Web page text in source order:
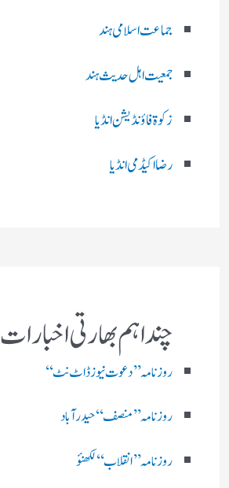
جماعت اسلامی ہند
جمعیت اہل حدیث ہند
زکوۃ فاؤنڈیشن انڈیا
رضا اکیڈمی انڈیا
چند اہم بھارتی اخبارات
روز نامہ ’’ دعوت نیوز ڈاٹ نٹ‘‘
روزنامہ ’’ منصف‘‘ حیدر آباد
روزنامہ ’’ انقلاب‘‘ لکھنؤ